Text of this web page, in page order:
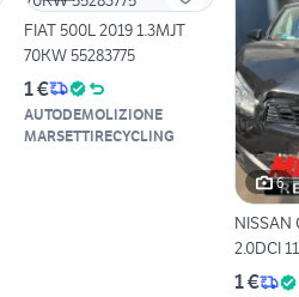
FIAT 500L 2019 1.3MJT
70KW 55283775
1 €
AUTODEMOLIZIONE
MARSETTIRECYCLING
6
NISSAN
2.0DCI
1 €